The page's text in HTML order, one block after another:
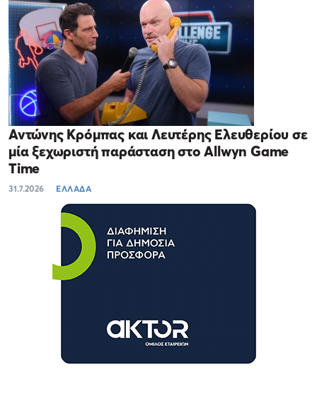
Αντώνης Κρόμπας και Λευτέρης Ελευθερίου σε
μία ξεχωριστή παράσταση στο Allwyn Game
Time
31.7.2026 ΕΛΛΑΔΑ